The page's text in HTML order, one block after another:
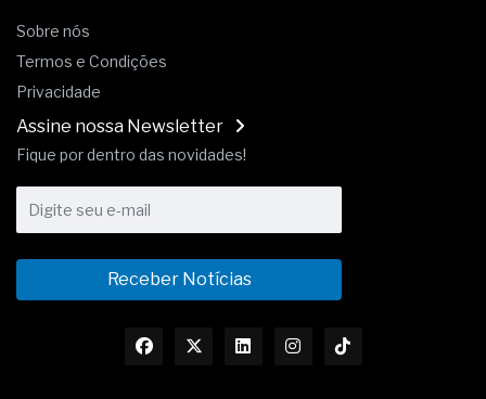
Sobre nós
Termos e Condições
Privacidade
Assine nossa Newsletter
Fique por dentro das novidades!
Receber Notícias